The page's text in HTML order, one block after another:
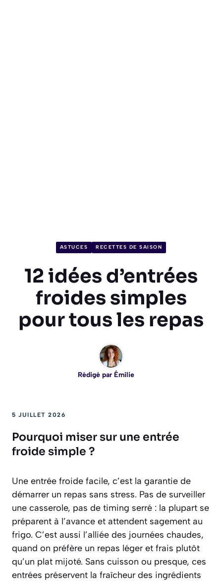
ASTUCES RECETTES DE SAISON
12 idées d’entrées
froides simples
pour tous les repas
Rédigé par Émilie
5 JUILLET 2026
Pourquoi miser sur une entrée
froide simple ?
Une entrée froide facile, c’est la garantie de
démarrer un repas sans stress. Pas de surveiller
une casserole, pas de timing serré : la plupart se
préparent à l’avance et attendent sagement au
frigo. C’est aussi l’alliée des journées chaudes,
quand on préfère un repas léger et frais plutôt
qu’un plat mijoté. Sans cuisson ou presque, ces
entrées préservent la fraîcheur des ingrédients